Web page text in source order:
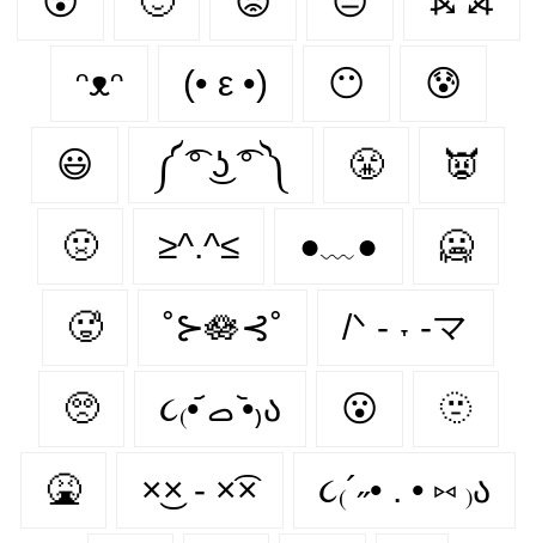
ᵔᴥᵔ (• ε •) 😶 😰
😃 ༼ ͡° ͜ʖ ͡° ༽ 😤 👿
🤢 ≥^.^≤ ●﹏● 🥶
🥵 ˚⊱🪷⊰˚ /ᐠ - ˕ -マ
🥺 ૮₍•᷄ ࡇ •᷅₎ა 😮‍ 🫥
🤮 ×͜× - ×͡× ૮₍´˶• . • ⑅ ₎ა